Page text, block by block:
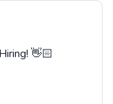
👋🏻